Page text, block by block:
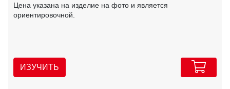
Цена указана на изделие на фото и является
ориентировочной.
ИЗУЧИТЬ